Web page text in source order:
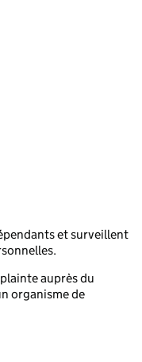
et surveillent
auprès du
organisme de